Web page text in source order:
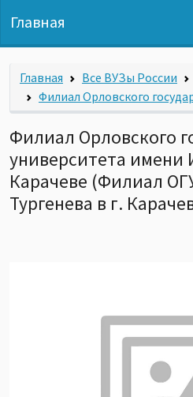
Главная
Главная Все ВУЗы России
Филиал Орловского
Филиал Орловского
университета имени
Карачеве (Филиал
Тургенева в г.